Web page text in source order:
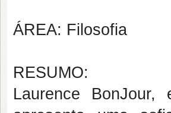
ÁREA: Filosofia
RESUMO:
Laurence